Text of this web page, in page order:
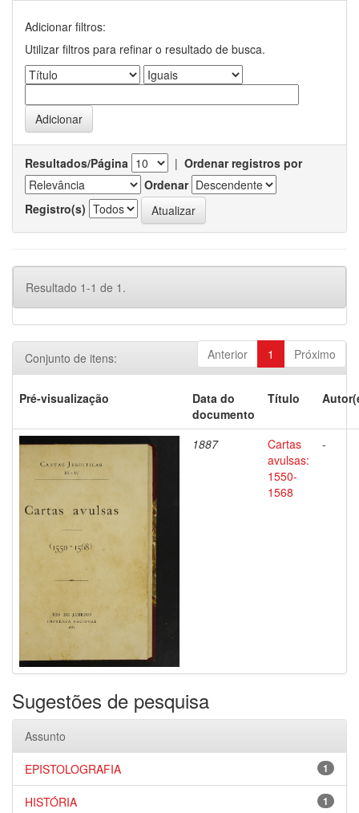
Adicionar filtros:
Utilizar filtros para refinar o resultado de busca.
Resultados/Página | Ordenar registros por
Ordenar
Registro(s)
Resultado 1-1 de 1.
Anterior 1 Próximo
Conjunto de itens:
Pré-visualização
Data do
documento
Título
1887
Cartas
avulsas:
1550-
1568
-
Sugestões de pesquisa
Assunto
1
EPISTOLOGRAFIA
1
HISTÓRIA